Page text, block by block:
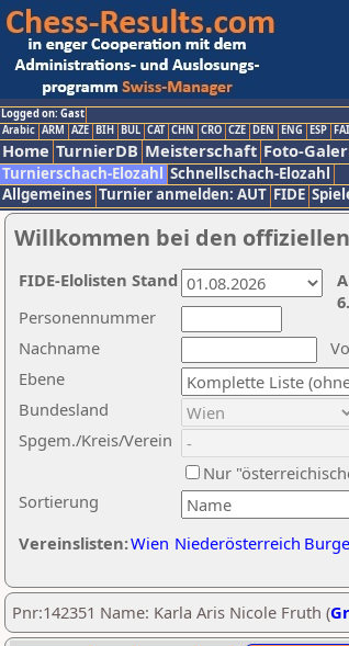
Logged on: Gast
Arabic ARM AZE BIH BUL CAT CHN CRO CZE DEN ENG ESP FAI
Home TurnierDB Meisterschaft Foto-
Turnierschach-Elozahl Schnellschach-Elozahl
Allgemeines Turnier anmelden: AUT FIDE
Willkommen bei den
Nachname
Ebene
Sortierung
Personennummer
Bundesland
Spgem./Kreis/Verein
Nur
Vereinslisten:Wien Niederösterreich
FIDE-Elolisten Stand
Pnr:142351 Name: Karla Aris Nicole Fruth (